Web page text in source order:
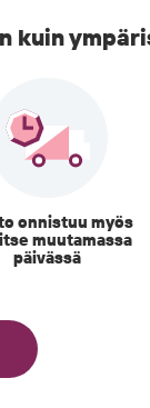
kuin
onnistuu myös
muutamassa
päivässä